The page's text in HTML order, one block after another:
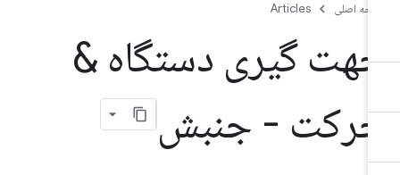
اصلی Articles
گیری دستگاه &
- جنبش